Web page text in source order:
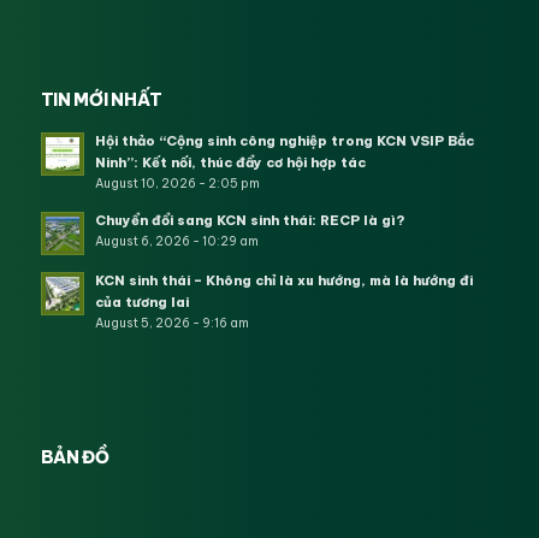
TIN MỚI NHẤT
Hội thảo “Cộng sinh công nghiệp trong KCN VSIP Bắc
Ninh”: Kết nối, thúc đẩy cơ hội hợp tác
August 10, 2026 - 2:05 pm
Chuyển đổi sang KCN sinh thái: RECP là gì?
August 6, 2026 - 10:29 am
KCN sinh thái – Không chỉ là xu hướng, mà là hướng đi
của tương lai
August 5, 2026 - 9:16 am
BẢN ĐỒ